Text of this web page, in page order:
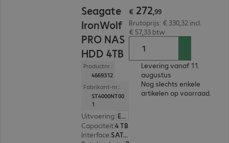
Seagate
IronWolf
PRO NAS
HDD 4TB
Productnr.:
4669312
Fabrikant-nr.:
ST4000NT00
1
Uitvoering: Europa
Capaciteit:4 TB
Interface:
SATA 3.0 (6 Gbit/s) 8,9 cm (3,5")
€ 272,99
Brutoprijs: € 330,32 incl.
€ 57,33 btw
Levering vanaf 11.
augustus
Nog slechts enkele
artikelen op voorraad.